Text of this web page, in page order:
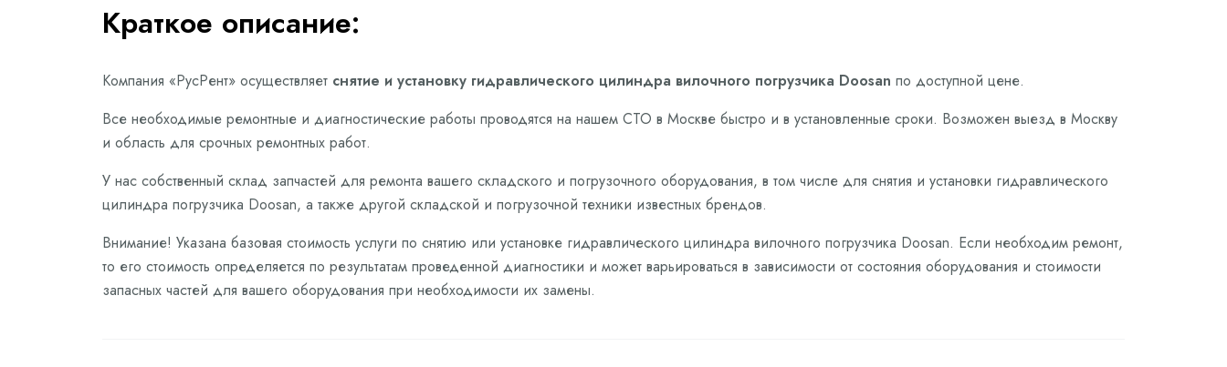
Краткое описание:
Компания «РусРент» осуществляет снятие и установку гидравлического цилиндра вилочного погрузчика Doosan по доступной цене.
Все необходимые ремонтные и диагностические работы проводятся на нашем СТО в Москве быстро и в установленные сроки. Возможен выезд в Москву
и область для срочных ремонтных работ.
У нас собственный склад запчастей для ремонта вашего складского и погрузочного оборудования, в том числе для снятия и установки гидравлического
цилиндра погрузчика Doosan, а также другой складской и погрузочной техники известных брендов.
Внимание! Указана базовая стоимость услуги по снятию или установке гидравлического цилиндра вилочного погрузчика Doosan. Если необходим ремонт,
то его стоимость определяется по результатам проведенной диагностики и может варьироваться в зависимости от состояния оборудования и стоимости
запасных частей для вашего оборудования при необходимости их замены.